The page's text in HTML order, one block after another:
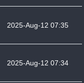
2025-Aug-12 07:35
2025-Aug-12 07:34